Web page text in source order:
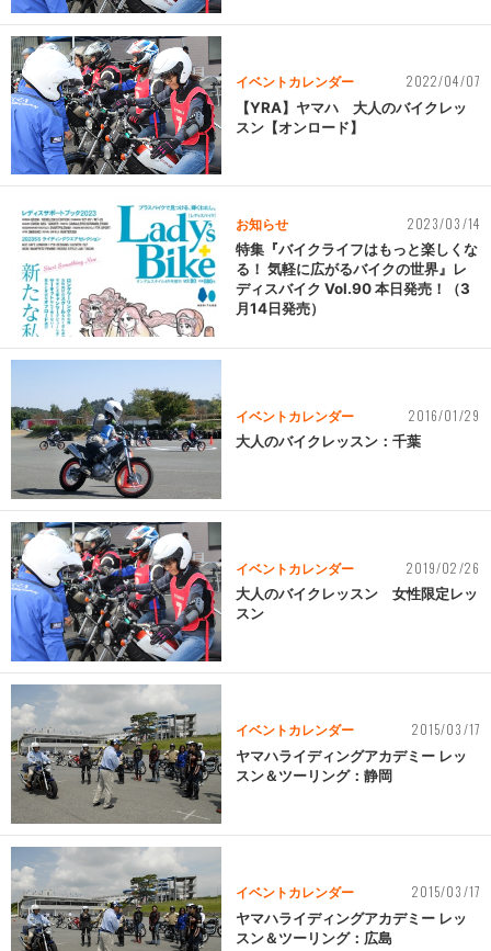
イベントカレンダー 2022/04/07
【YRA】ヤマハ 大人のバイクレッ
スン【オンロード】
お知らせ 2023/03/14
特集『バイクライフはもっと楽しくな
る！ 気軽に広がるバイクの世界』レ
ディスバイク Vol.90 本日発売！（3
月14日発売）
イベントカレンダー 2016/01/29
大人のバイクレッスン：千葉
イベントカレンダー 2019/02/26
大人のバイクレッスン 女性限定レッ
スン
イベントカレンダー 2015/03/17
ヤマハライディングアカデミー レッ
スン＆ツーリング：静岡
イベントカレンダー 2015/03/17
ヤマハライディングアカデミー レッ
スン＆ツーリング：広島